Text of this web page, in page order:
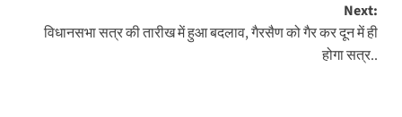
Next:
विधानसभा सत्र की तारीख में हुआ बदलाव, गैरसैण को गैर कर दून में ही
होगा सत्र..